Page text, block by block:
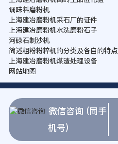
调味料磨粉机
上海建冶磨粉机采石厂的证件
上海建冶磨粉机水洗磨粉石子
河碌石制沙机
简述粗粉粉粹机的分类及各自的特点
上海建冶磨粉机煤渣处理设备
网站地图
微信咨询 (同手
机号)